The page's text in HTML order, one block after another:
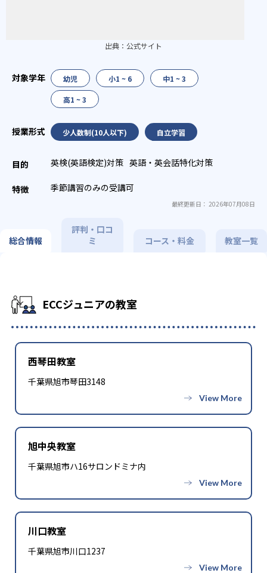
出典： 公式サイト
幼児 小1 ~ 6 中1 ~ 3
高1 ~ 3
少人数制(10人以下) 自立学習
英検(英語検定)対策 英語・英会話特化対策
季節講習のみの受講可
最終更新日： 2026年07月08日
総合情報
評判・口コ
ミ
コース・料金 教室一覧
ECCジュニアの教室
西琴田教室
千葉県旭市琴田3148
旭中央教室
千葉県旭市ハ16サロンドミナ内
川口教室
千葉県旭市川口1237